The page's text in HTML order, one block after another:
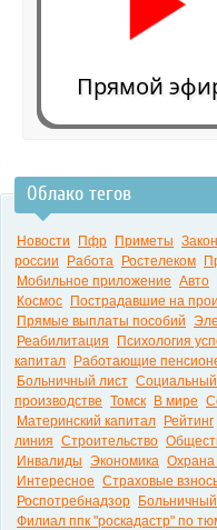
Прямой
Облако тегов
Новости Пфр Приметы Закон
россии
Работа Ростелеком
Мобильное приложение Авто
Космос
Пострадавшие на
Прямые выплаты пособий
Реабилитация
Психология
капитал
Работающие
Больничный лист Социальный
производстве Томск В мире
Материнский капитал
Рейтинг
линия Строительство
Инвалиды Экономика Охрана
Интересное Страховые
Роспотребнадзор
Больничный
Филиал ппк "роскадастр" по